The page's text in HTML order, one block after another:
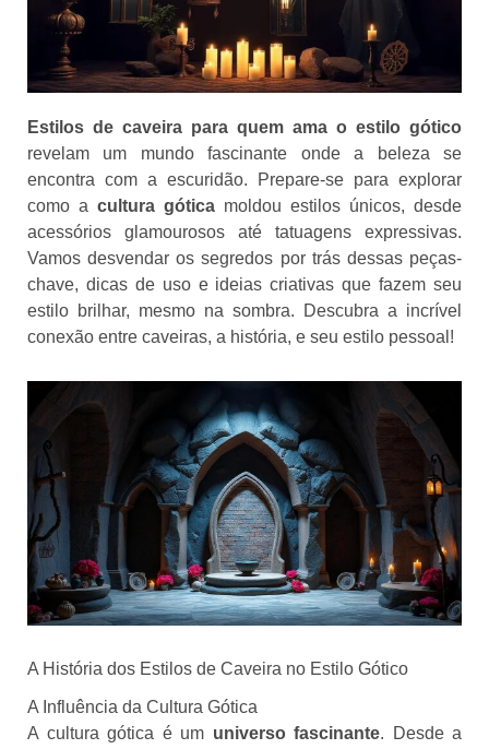
Estilos de caveira para quem ama o estilo gótico
revelam um mundo fascinante onde a beleza se
encontra com a escuridão. Prepare-se para explorar
como a cultura gótica moldou estilos únicos, desde
acessórios glamourosos até tatuagens expressivas.
Vamos desvendar os segredos por trás dessas peças-
chave, dicas de uso e ideias criativas que fazem seu
estilo brilhar, mesmo na sombra. Descubra a incrível
conexão entre caveiras, a história, e seu estilo pessoal!
A História dos Estilos de Caveira no Estilo Gótico
A Influência da Cultura Gótica
A cultura gótica é um universo fascinante. Desde a